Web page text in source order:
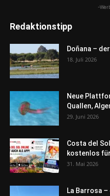
-
Redaktionstipp
Doñana –
18. Juli 2026
Neue
Quallen,
29. Juni 2026
Costa del
kostenlos
31. Mai 2026
La Barrosa